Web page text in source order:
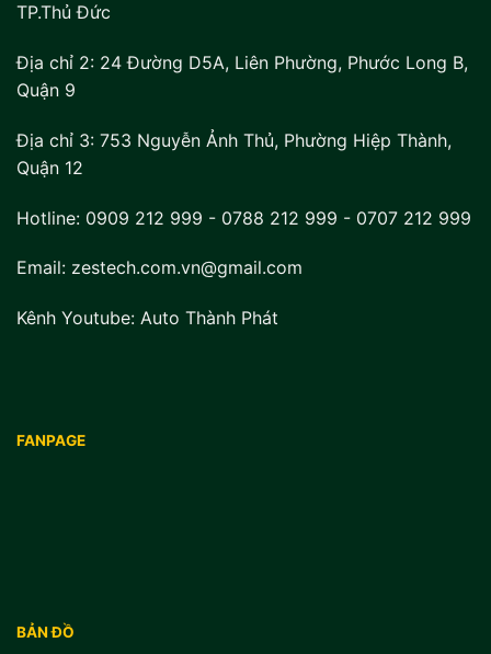
TP.Thủ Đức
Địa chỉ 2: 24 Đường D5A, Liên Phường, Phước Long B,
Quận 9
Địa chỉ 3: 753 Nguyễn Ảnh Thủ, Phường Hiệp Thành,
Quận 12
Hotline: 0909 212 999 - 0788 212 999 - 0707 212 999
Email: zestech.com.vn@gmail.com
Kênh Youtube: Auto Thành Phát
FANPAGE
BẢN ĐỒ